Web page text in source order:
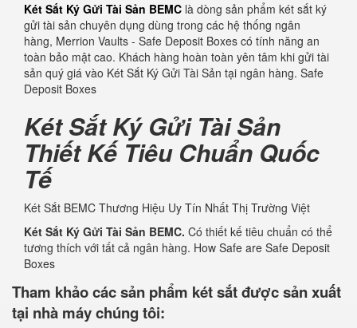
Két Sắt Ký Gửi Tài Sản BEMC là dòng sản phẩm két sắt ký
gửi tài sản chuyên dụng dùng trong các hệ thống ngân
hàng, Merrion Vaults - Safe Deposit Boxes có tính năng an
toàn bảo mật cao. Khách hàng hoàn toàn yên tâm khi gửi tài
sản quý giá vào Két Sắt Ký Gửi Tài Sản tại ngân hàng. Safe
Deposit Boxes
Két Sắt Ký Gửi Tài Sản
Thiết Kế Tiêu Chuẩn Quốc
Tế
Két Sắt BEMC Thương Hiệu Uy Tín Nhất Thị Trường Việt
Két Sắt Ký Gửi Tài Sản BEMC. Có thiết kế tiêu chuẩn có thể
tương thích với tất cả ngân hàng. How Safe are Safe Deposit
Boxes
Tham khảo các sản phẩm két sắt được sản xuất
tại nhà máy chúng tôi: